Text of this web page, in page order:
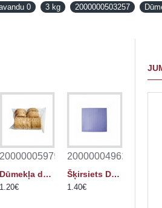
0 3 kg 2000000503257
2000000597980
Dūmekļa degviela
1.20€
2000000496290
Šķirsiets Dadant 420x495mm, vinidur
1.40€
NAV PIEEJAMS